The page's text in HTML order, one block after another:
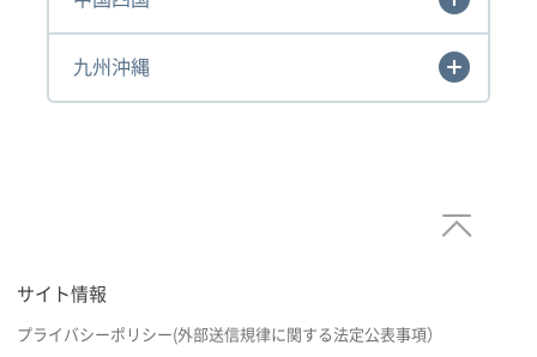
九州沖縄
サイト情報
プライバシーポリシー(外部送信規律に関する法定公表事項）